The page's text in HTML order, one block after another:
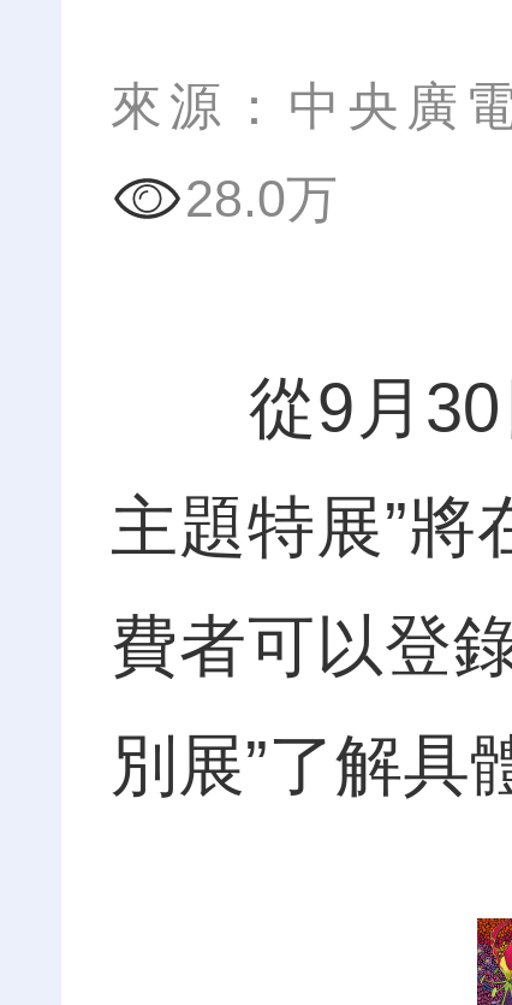
來源：中央廣
28.0万
從9月30
主題特展”
費者可以登
別展”了解具